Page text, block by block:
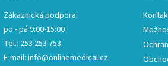
Zákaznická podpora:
po - pá 9:00-15:00
Tel.: 253 253 753
E-mail: info@onlinemedical.cz